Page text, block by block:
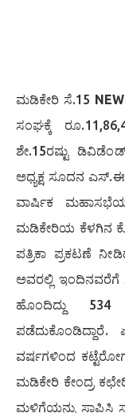
ಮಡಿಕೇರಿ ಸೆ.15
ಸಂಘಕ್ಕೆ
ಶೇ.15ರಷ್ಟು
ಅಧ್ಯಕ್ಷ ಸೂದನ
ವಾರ್ಷಿಕ
ಮಡಿಕೇರಿಯ ಕೆಳಗಿನ
ಪತ್ರಿಕಾ ಪ್ರಕಟಣೆ
ಅವರಲ್ಲಿ ಇಂದಿನವರೆಗೆ
ಹೊಂದಿದ್ದು
ವರ್ಷಗಳಿಂದ
ಮಡಿಕೇರಿ ಕೇಂದ್ರ
ಮಳಿಗೆಯನ್ನು ಸ್ಥಾಪಿಸಿ